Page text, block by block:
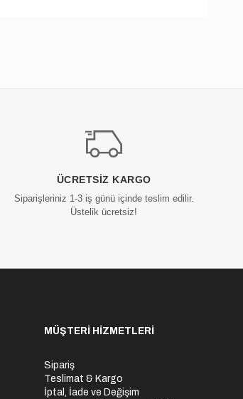
ÜCRETSIZ KARGO
Siparişleriniz 1-3 iş günü içinde teslim edilir.
Üstelik ücretsiz!
MÜŞTERİ HİZMETLERİ
Sipariş
Teslimat & Kargo
İptal, İade ve Değişim